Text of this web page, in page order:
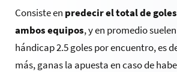
Consiste en predecir el total de
ambos equipos, y en promedio
hándicap 2.5 goles por encuentro, es
más, ganas la apuesta en caso de